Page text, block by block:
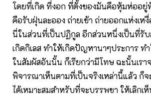
โดยที่เกิด ที่งอก ที่ตั้งของมันคือหุ้มห่ออยู่
คือรับฝุ่นละออง ถ่ายเข้า ถ่ายออกแห่งเห
นี่ในส่วนที่เป็นปฏิกูล อีกส่วนหนึ่งเป็นที่รับ
เกิดกิเลส ทำให้เกิดปัญหานาๆประการ ท
ในสัมผัสอันนั้น ก็เรียกว่ามีโทษ ฉะนั้นเรา
พิจารณาเห็นตามที่เป็นจริงเหล่านี้แล้ว ก็จ
ได้เหมาะสมสำหรับที่จะบรรพชา ให้เลิกเ